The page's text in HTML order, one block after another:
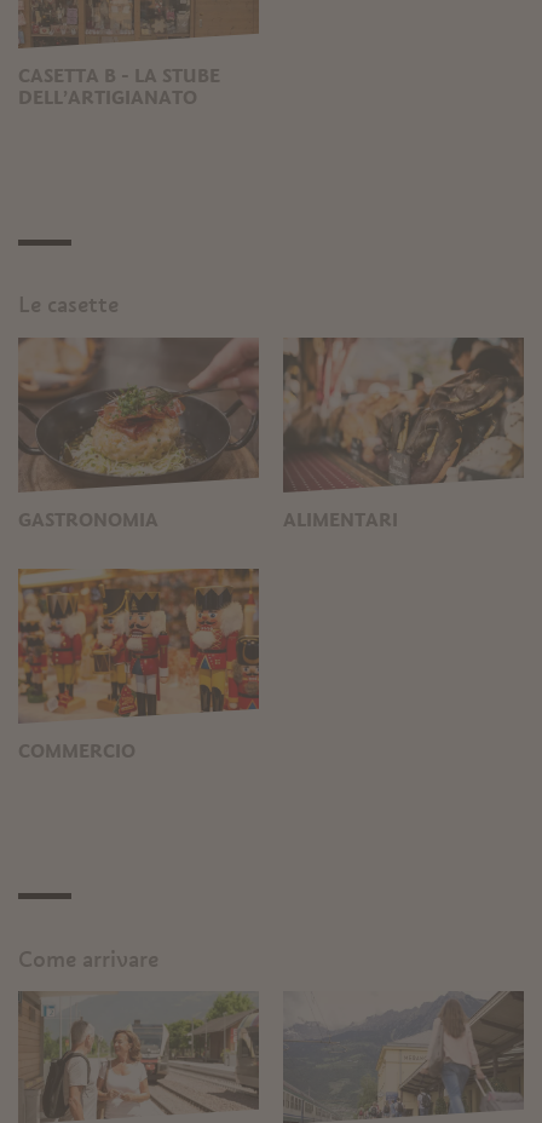
CASETTA B - LA STUBE
DELL’ARTIGIANATO
Le casette
GASTRONOMIA ALIMENTARI
COMMERCIO
Come arrivare